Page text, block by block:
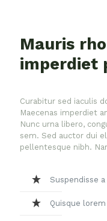
Mauris
imperdiet
Curabitur sed iaculis
Maecenas imperdiet
Nunc urna libero,
sem. Sed auctor dui
pellentesque nibh.
Suspendisse
Quisque